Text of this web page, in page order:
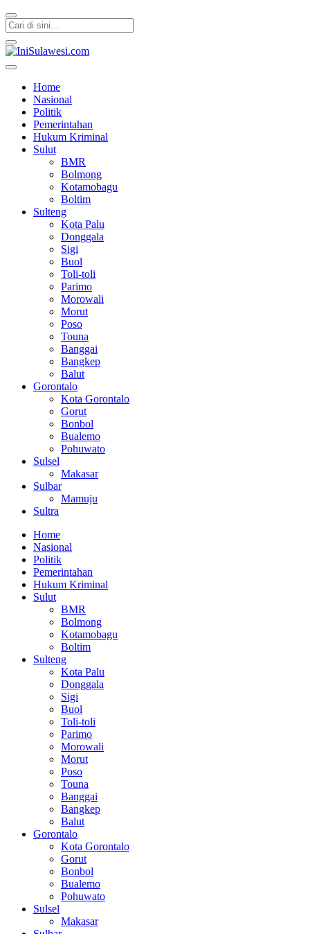
Home
Nasional
Politik
Pemerintahan
Hukum Kriminal
Sulut
BMR
Bolmong
Kotamobagu
Boltim
Sulteng
Kota Palu
Donggala
Sigi
Buol
Toli-toli
Parimo
Morowali
Morut
Poso
Touna
Banggai
Bangkep
Balut
Gorontalo
Kota Gorontalo
Gorut
Bonbol
Bualemo
Pohuwato
Sulsel
Makasar
Sulbar
Mamuju
Sultra
Home
Nasional
Politik
Pemerintahan
Hukum Kriminal
Sulut
BMR
Bolmong
Kotamobagu
Boltim
Sulteng
Kota Palu
Donggala
Sigi
Buol
Toli-toli
Parimo
Morowali
Morut
Poso
Touna
Banggai
Bangkep
Balut
Gorontalo
Kota Gorontalo
Gorut
Bonbol
Bualemo
Pohuwato
Sulsel
Makasar